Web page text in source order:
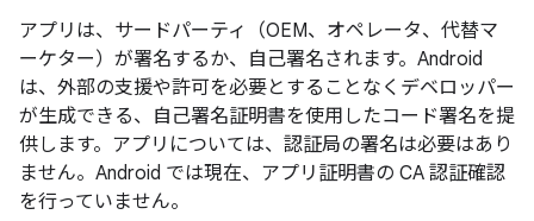
アプリは、サードパーティ（OEM、オペレータ、代替マ
ーケター）が署名するか、自己署名されます。Android
は、外部の支援や許可を必要とすることなくデベロッパー
が生成できる、自己署名証明書を使用したコード署名を提
供します。アプリについては、認証局の署名は必要はあり
ません。Android では現在、アプリ証明書の CA 認証確認
を行っていません。